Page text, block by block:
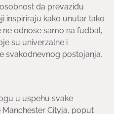
da prevaziđu
inspiriraju kako unutar tako
ne odnose samo na fudbal,
su univerzalne i
svakodnevnog postojanja.
u uspehu svake
Cityja, poput